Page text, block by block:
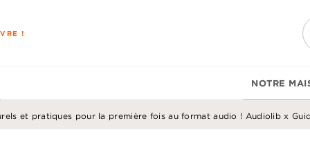
!
NOTRE
et pratiques pour la première fois au format audio ! Audiolib x